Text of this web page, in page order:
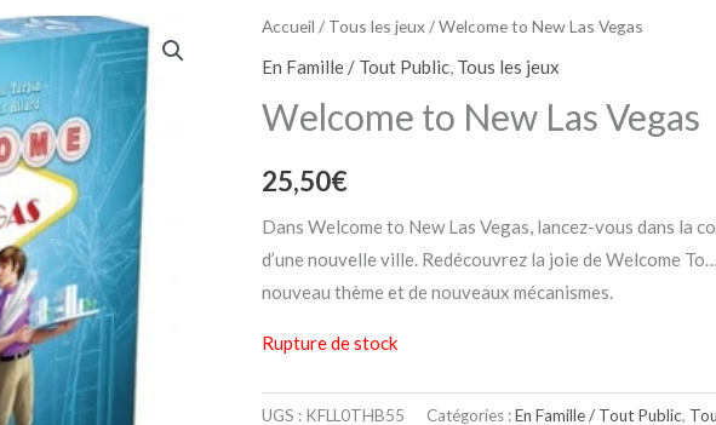
Accueil / Tous les jeux/ Welcome to New Las Vegas
En Famille / Tout Public, Tous les jeux
Welcome to New Las Vegas
25,50€
Dans Welcome to New Las Vegas, lancez-vous dans la
d’une nouvelle ville. Redécouvrez la joie de Welcome
nouveau thème et de nouveaux mécanismes.
Rupture de stock
UGS : KFLL0THB55 Catégories :En Famille / Tout Public,